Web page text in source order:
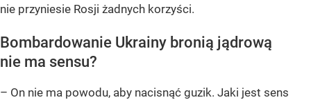
nie przyniesie Rosji żadnych korzyści.
Bombardowanie Ukrainy bronią jądrową
nie ma sensu?
– On nie ma powodu, aby nacisnąć guzik. Jaki jest sens